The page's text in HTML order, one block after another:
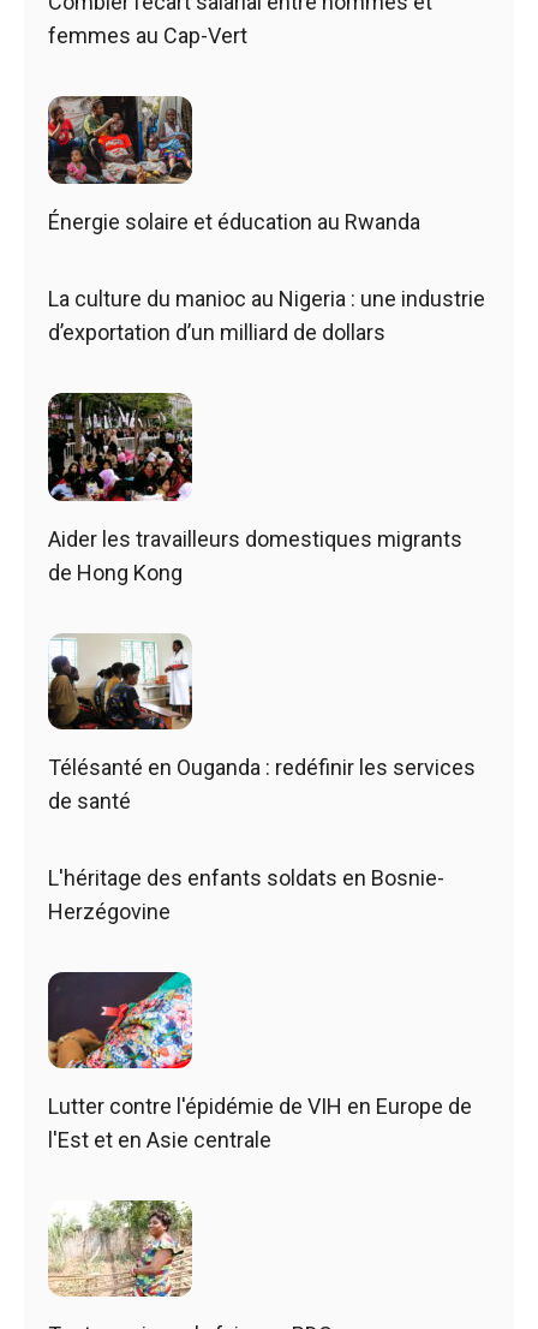
femmes au Cap-Vert
Énergie solaire et éducation au Rwanda
La culture du manioc au Nigeria : une industrie
d’exportation d’un milliard de dollars
Aider les travailleurs domestiques migrants
de Hong Kong
Télésanté en Ouganda : redéfinir les services
de santé
L'héritage des enfants soldats en Bosnie-
Herzégovine
Lutter contre l'épidémie de VIH en Europe de
l'Est et en Asie centrale